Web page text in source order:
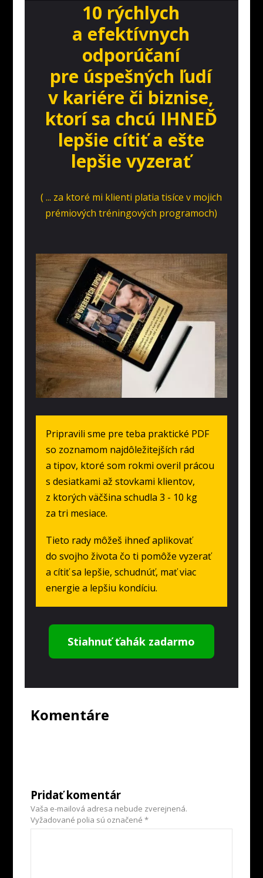
10 rýchlych
a efektívnych
odporúčaní
pre úspešných ľudí
v kariére či biznise,
ktorí sa chcú IHNEĎ
lepšie cítiť a ešte
lepšie vyzerať
( ... za ktoré mi klienti platia tisíce v mojich
prémiových tréningových programoch)
Pripravili sme pre teba praktické PDF
so zoznamom najdôležitejších rád
a tipov, ktoré som rokmi overil prácou
s desiatkami až stovkami klientov,
z ktorých väčšina schudla 3 - 10 kg
za tri mesiace.
Tieto rady môžeš ihneď aplikovať
do svojho života čo ti pomôže vyzerať
a cítiť sa lepšie, schudnúť, mať viac
energie a lepšiu kondíciu.
Stiahnuť ťahák zadarmo
Komentáre
Pridať komentár
Vaša e-mailová adresa nebude zverejnená.
Vyžadované polia sú označené*